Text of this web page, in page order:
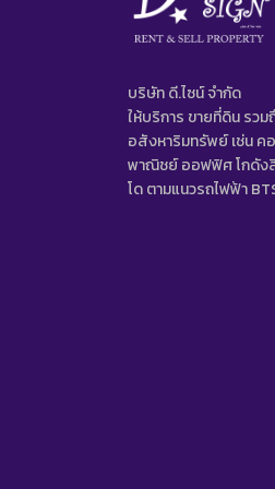
บริษัท ดี.ไซน์ จํากัด
ให้บริการ ขายที่ดิน รวม
อสังหาริมทรัพย์ เช่น ค
พาณิชย์ ออฟฟิศ โกดังสิ
โด ตามแนวรถไฟฟ้า